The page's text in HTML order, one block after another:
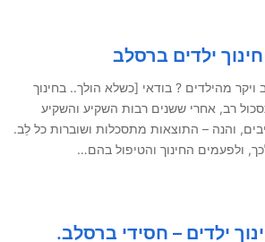
ילדים ברסלב
מהילדים ? בודאי [כשלא הולך.. בחינוך
רב, אחרי ששנים רבות השקיע והשקיע
והנה – התוצאות מתסכלות ושוברות כל לֵב.
ולפעמים החינוך והטיפול בהם…
ילדים – חסידי ברסלב.